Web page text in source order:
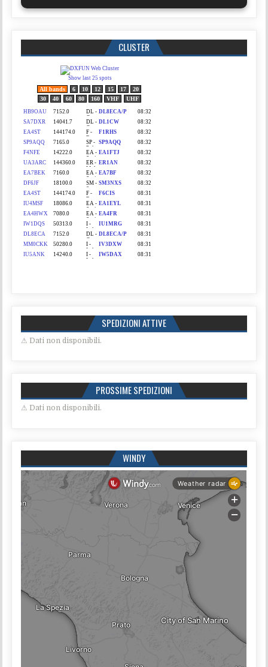
CLUSTER
SPEDIZIONI ATTIVE
⚠ Dati non disponibili.
PROSSIME SPEDIZIONI
⚠ Dati non disponibili.
WINDY